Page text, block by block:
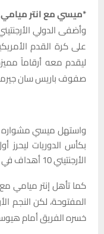
*ميسي مع انتر ميامي
وأضفى الدولي
على كرة القدم
ليقدم معه أرقاماً
صفوف باريس سان
واستهل ميسي مشواره
بكأس الدوريات ليحرز
الأرجنتيني 10 أهداف في 7 مباريات بالبطولة.
كما تأهل إنتر ميامي
المفتوحة، لكن النجم
خسره الفريق أمام